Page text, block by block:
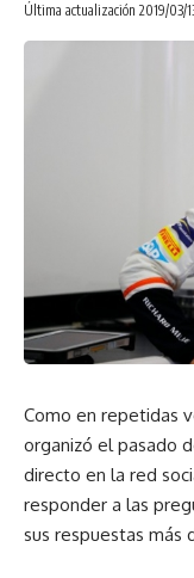
Última actualización 2019/03/
Como en repetidas
organizó el pasado
directo en la red
responder a las
sus respuestas más